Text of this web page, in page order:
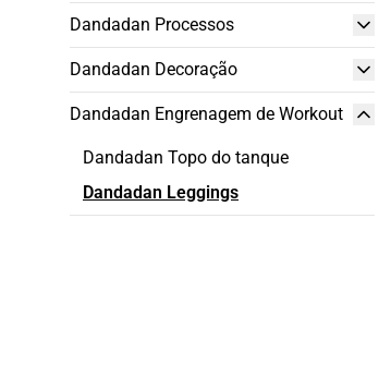
Dandadan Processos
Dandadan Decoração
Dandadan Engrenagem de Workout
Dandadan Topo do tanque
Dandadan Leggings